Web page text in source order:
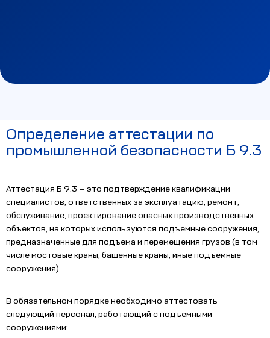
Определение аттестации по
промышленной безопасности Б 9.3
Аттестация Б 9.3 — это подтверждение квалификации
специалистов, ответственных за эксплуатацию, ремонт,
обслуживание, проектирование опасных производственных
объектов, на которых используются подъемные сооружения,
предназначенные для подъема и перемещения грузов (в том
числе мостовые краны, башенные краны, иные подъемные
сооружения).
В обязательном порядке необходимо аттестовать
следующий персонал, работающий с подъемными
сооружениями: